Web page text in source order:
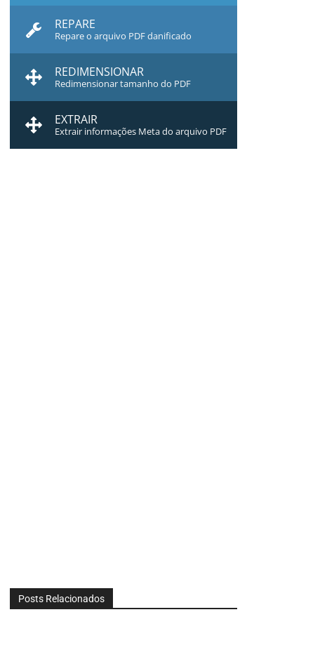
REPARE
Repare o arquivo PDF danificado
REDIMENSIONAR
Redimensionar tamanho do PDF
EXTRAIR
Extrair informações Meta do arquivo PDF
Posts Relacionados